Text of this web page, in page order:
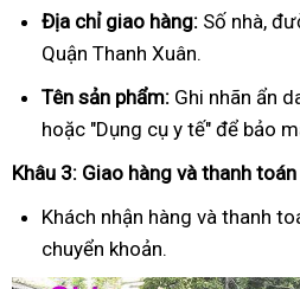
Địa chỉ giao hàng: Số nhà,
Quận Thanh Xuân.
Tên sản phẩm: Ghi nhãn ẩn
hoặc "Dụng cụ y tế" để bảo
Khâu 3: Giao hàng và thanh toán
Khách nhận hàng và thanh
chuyển khoản.